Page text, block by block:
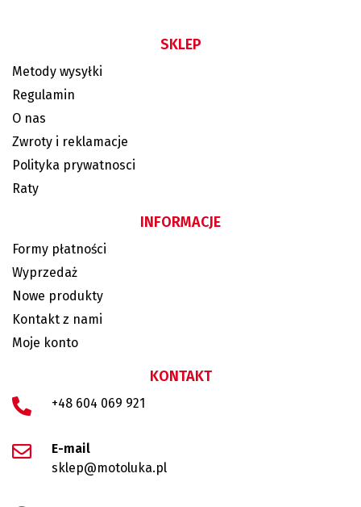
SKLEP
Metody wysyłki
Regulamin
O nas
Zwroty i reklamacje
Polityka prywatnosci
Raty
INFORMACJE
Formy płatności
Wyprzedaż
Nowe produkty
Kontakt z nami
Moje konto
KONTAKT
+48 604 069 921
E-mail
sklep@motoluka.pl